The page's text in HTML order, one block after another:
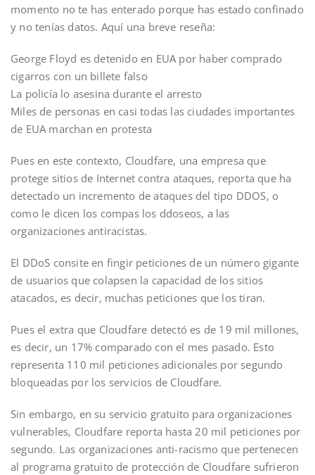
momento no te has enterado porque has estado confinado
y no tenías datos. Aquí una breve reseña:
George Floyd es detenido en EUA por haber comprado
cigarros con un billete falso
La policía lo asesina durante el arresto
Miles de personas en casi todas las ciudades importantes
de EUA marchan en protesta
Pues en este contexto, Cloudfare, una empresa que
protege sitios de Internet contra ataques, reporta que ha
detectado un incremento de ataques del tipo DDOS, o
como le dicen los compas los ddoseos, a las
organizaciones antiracistas.
El DDoS consite en fingir peticiones de un número gigante
de usuarios que colapsen la capacidad de los sitios
atacados, es decir, muchas peticiones que los tiran.
Pues el extra que Cloudfare detectó es de 19 mil millones,
es decir, un 17% comparado con el mes pasado. Esto
representa 110 mil peticiones adicionales por segundo
bloqueadas por los servicios de Cloudfare.
Sin embargo, en su servicio gratuito para organizaciones
vulnerables, Cloudfare reporta hasta 20 mil peticiones por
segundo. Las organizaciones anti-racismo que pertenecen
al programa gratuito de protección de Cloudfare sufrieron